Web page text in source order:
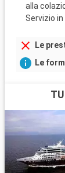
alla
Servizio
Le
Le